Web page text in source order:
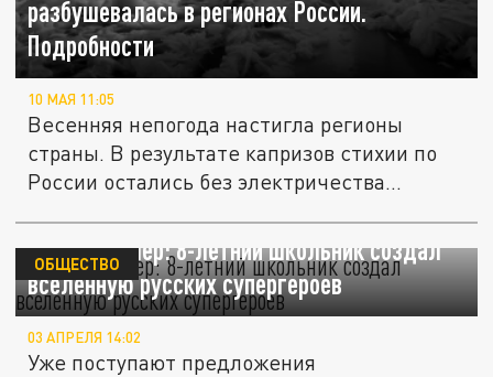
разбушевалась в регионах России.
Подробности
10 МАЯ 11:05
Весенняя непогода настигла регионы
страны. В результате капризов стихии по
России остались без электричества...
За один вечер: 8-летний школьник создал
вселенную русских супергероев
ОБЩЕСТВО
03 АПРЕЛЯ 14:02
Уже поступают предложения